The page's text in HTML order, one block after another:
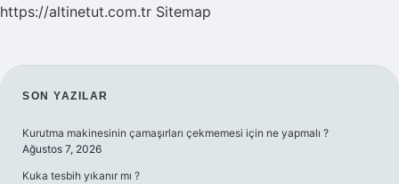
https://altinetut.com.tr Sitemap
SIDEBAR
SON YAZILAR
Kurutma makinesinin çamaşırları çekmemesi için ne yapmalı ?
Ağustos 7, 2026
Kuka tesbih yıkanır mı ?